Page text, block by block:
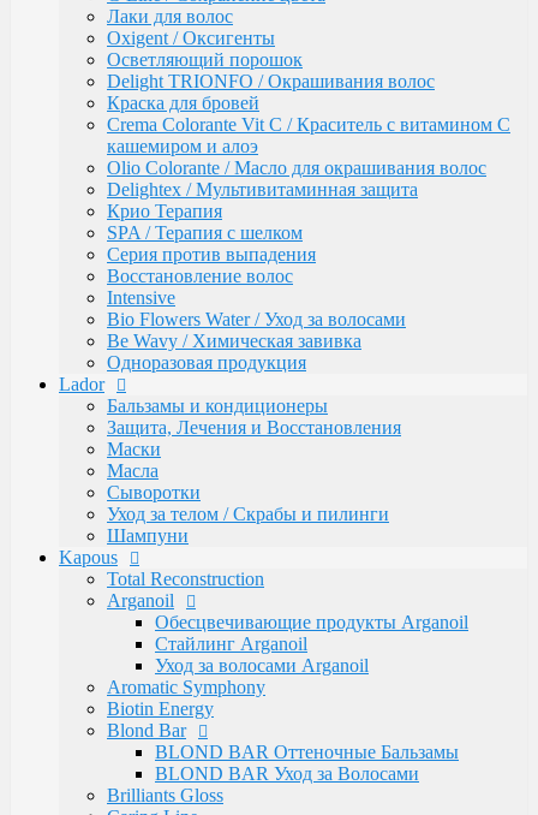
Kapous Аксессуары и инструменты
Одноразовая продукция Kapous
Брашинги, Расчески, Щетки
Для окрашивания и завивки
Зажимы
Ножницы
Перчатки
Пластмассовые насос-дозаторы
Сумки, саквояжи
Одежда, Фартуки, пеньюары
Фены
Life Color Оттеночные средства
Luxe Care
Macadamia Oil
Magic Keratin
Magic Keratin Стайлинг
Средства для долговременной завивки
Milk Line
Oliva and Avocado
Profilactic
Smooth and Curly
Treatment Лечебная
Ylang Ylang
Окрашивание Kapous
Обесцвечивающие и специальные продукты
Окислительная Эмульсия "ActiOx"
Окрашивание Hyaluronic Acid
Окрашивание Studio
Окрашивание бровей и ресниц
Прямые пигменты Rainbow
Стайлинг Kapous
Уход за волосами HYALURONIC ACID
Уход за волосами PROFESSIONAL
Средства для химической завивки волос
Краски для бровей и ресниц
Лаки для волос
Oxigent / Оксигенты
Осветляющий порошок
Delight TRIONFO / Окрашивания волос
Краска для бровей
Crema Colorante Vit C / Краситель с витамином С
кашемиром и алоэ
Olio Colorante / Масло для окрашивания волос
Delightex / Мультивитаминная защита
Крио Терапия
SPA / Терапия с шелком
Серия против выпадения
Восстановление волос
Intensive
Bio Flowers Water / Уход за волосами
Be Wavy / Химическая завивка
Одноразовая продукция
Lador
Бальзамы и кондиционеры
Защита, Лечения и Восстановления
Маски
Масла
Сыворотки
Уход за телом / Скрабы и пилинги
Шампуни
Kapous
Total Reconstruction
Arganoil
Обесцвечивающие продукты Arganoil
Стайлинг Arganoil
Уход за волосами Arganoil
Aromatic Symphony
Biotin Energy
Blond Bar
BLOND BAR Оттеночные Бальзамы
BLOND BAR Уход за Волосами
Brilliants Gloss